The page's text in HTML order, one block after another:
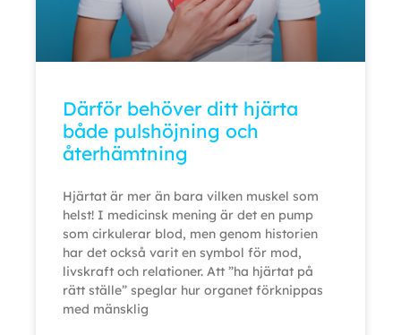
Därför behöver ditt hjärta
både pulshöjning och
återhämtning
Hjärtat är mer än bara vilken muskel som
helst! I medicinsk mening är det en pump
som cirkulerar blod, men genom historien
har det också varit en symbol för mod,
livskraft och relationer. Att ”ha hjärtat på
rätt ställe” speglar hur organet förknippas
med mänsklig